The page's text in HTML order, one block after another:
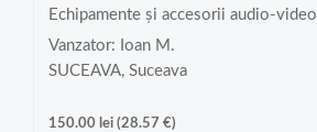
Echipamente și accesorii audio-video
Vanzator: Ioan M.
SUCEAVA, Suceava
150.00 lei(28.57 €)